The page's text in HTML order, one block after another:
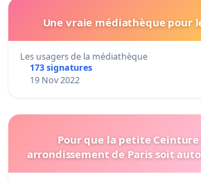
Une vraie médiathèque pour
Les usagers de la médiathèque
173 signatures
19 Nov 2022
Pour que la petite Ceinture
arrondissement de Paris soit